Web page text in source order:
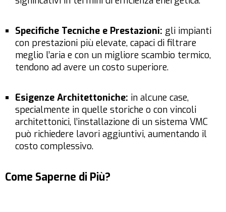
Specifiche Tecniche e Prestazioni: gli impianti
con prestazioni più elevate, capaci di filtrare
meglio l’aria e con un migliore scambio termico,
tendono ad avere un costo superiore.
Esigenze Architettoniche: in alcune case,
specialmente in quelle storiche o con vincoli
architettonici, l’installazione di un sistema VMC
può richiedere lavori aggiuntivi, aumentando il
costo complessivo.
Come Saperne di Più?